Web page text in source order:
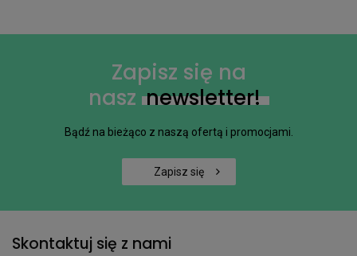
Zapisz się na
nasz newsletter!
Bądź na bieżąco z naszą ofertą i promocjami.
Zapisz się
Skontaktuj się z nami